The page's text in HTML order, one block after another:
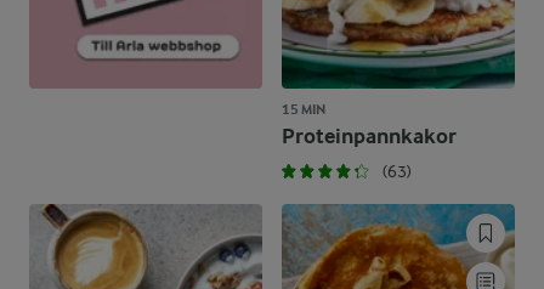
15 MIN
Proteinpannkakor
(63)